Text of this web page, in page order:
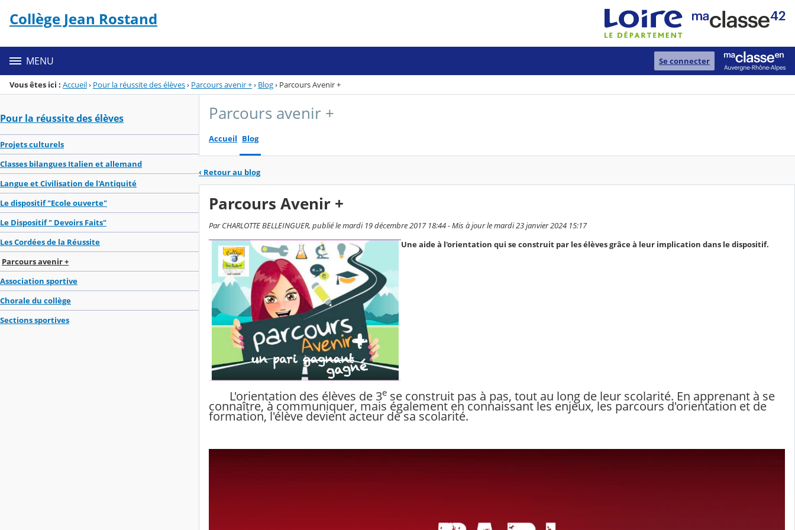
Menu de la rubrique
Contenu
Collège Jean Rostand
MENU Se connecter
Vous êtes ici : Accueil› Pour la réussite des élèves› Parcours avenir +› Blog› Parcours Avenir +
Pour la réussite des élèves
Projets culturels
Classes bilangues Italien et allemand
Langue et Civilisation de l'Antiquité
Le dispositif "Ecole ouverte"
Le Dispositif " Devoirs Faits"
Les Cordées de la Réussite
Parcours avenir +
Association sportive
Chorale du collège
Sections sportives
Parcours avenir +
Accueil Blog
‹ Retour au blog
Parcours Avenir +
Par CHARLOTTE BELLEINGUER, publié le mardi 19 décembre 2017 18:44 - Mis à jour le mardi 23 janvier 2024 15:17
Une aide à l'orientation qui se construit par les élèves grâce à leur implication dans le dispositif.
L'orientation des élèves de 3e se construit pas à pas, tout au long de leur scolarité. En apprenant à se
connaître, à communiquer, mais également en connaissant les enjeux, les parcours d'orientation et de
formation, l'élève devient acteur de sa scolarité.